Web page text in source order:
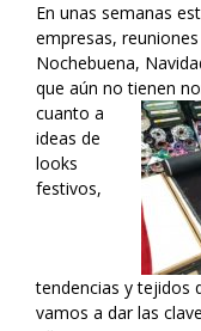
En unas semanas
empresas,
Nochebuena,
que aún no tienen
cuanto a
ideas de
looks
festivos,
tendencias y tejidos
vamos a dar las